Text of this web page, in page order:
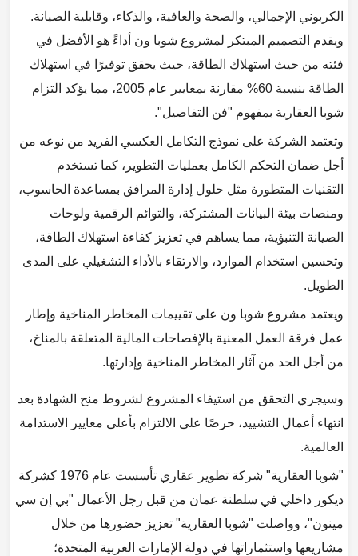
الكربوني الإجمالي، والصحة والعافية، والذكاء، وقابلية الصيانة.
ويقدم التصميم المبتكر لمشروع شوبا ون أداءً هو الأفضل في
فئته من حيث استهلاك الطاقة، حيث يحقق توفيرًا في استهلاك
الطاقة بنسبة 60% مقارنة بمعايير عام 2005، مما يؤكد التزام
شوبا العقارية بمفهوم "فن التفاصيل".
وتعتمد الشركة على نموذج التكامل العكسي الفريد من نوعه من
أجل ضمان التحكم الكامل بعمليات التطوير، كما تستخدم
التقنيات المتطورة مثل حلول إدارة المرافق بمساعدة الحاسوب،
ومنصات بيئة البيانات المشتركة، والتوائم الرقمية ولوحات
الصيانة التنبؤية، مما يساهم في تعزيز كفاءة استهلاك الطاقة،
وتحسين استخدام الموارد، والارتقاء بالأداء التشغيلي على المدى
الطويل.
ويعتمد مشروع شوبا ون على تقييمات المخاطر المناخية وإطار
عمل فرقة العمل المعنية بالإفصاحات المالية المتعلقة بالمناخ،
من أجل الحد من آثار المخاطر المناخية وإدارتها.
وسيجري التحقق من استيفاء المشروع لشروط منح الشهادة بعد
انتهاء أعمال التشييد، حرصًا على الالتزام بأعلى معايير الاستدامة
العالمية.
"شوبا العقارية" شركة تطوير عقاري تأسست عام 1976 كشركة
ديكور داخلي في سلطنة عمان من قبل رجل الأعمال "بي إن سي
مينون"، وواصلت "شوبا العقارية" تعزيز حضورها من خلال
مشاريعها واستثماراتها في دولة الإمارات العربية المتحدة؛